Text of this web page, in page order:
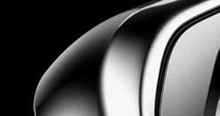
Golf News ゴルフニュース
REVIEWS 製品レビュー
DRIVERS ドライバー